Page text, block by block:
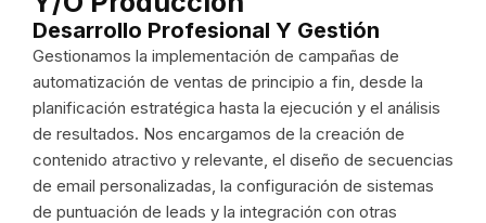
Desarrollo Profesional Y Gestión
Gestionamos la implementación de campañas de
automatización de ventas de principio a fin, desde la
planificación estratégica hasta la ejecución y el análisis
de resultados. Nos encargamos de la creación de
contenido atractivo y relevante, el diseño de secuencias
de email personalizadas, la configuración de sistemas
de puntuación de leads y la integración con otras